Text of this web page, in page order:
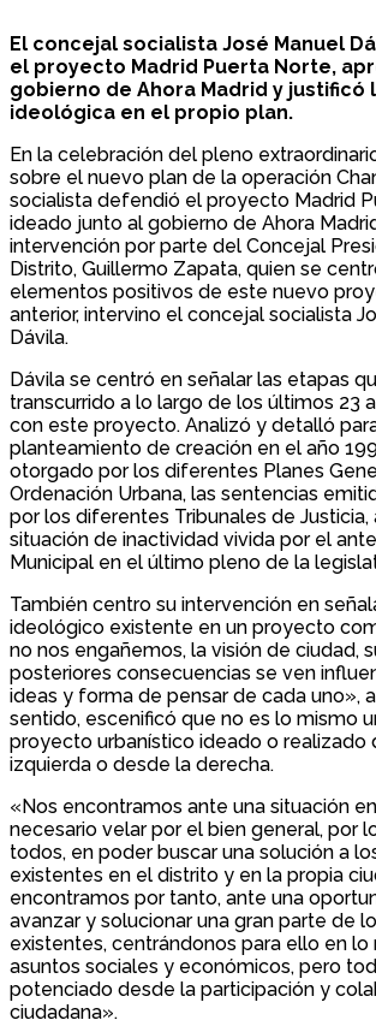
El concejal socialista José Manuel
el proyecto Madrid Puerta Norte,
gobierno de Ahora Madrid y justificó
ideológica en el propio plan.
En la celebración del pleno
sobre el nuevo plan de la operación
socialista defendió el proyecto Madrid
ideado junto al gobierno de Ahora
intervención por parte del Concejal
Distrito, Guillermo Zapata, quien se
elementos positivos de este nuevo
anterior, intervino el concejal socialista
Dávila.
Dávila se centró en señalar las etapas
transcurrido a lo largo de los últimos 23
con este proyecto. Analizó y detalló
planteamiento de creación en el año
otorgado por los diferentes Planes
Ordenación Urbana, las sentencias
por los diferentes Tribunales de Justicia,
situación de inactividad vivida por el
Municipal en el último pleno de la
También centro su intervención en
ideológico existente en un proyecto
no nos engañemos, la visión de ciudad,
posteriores consecuencias se ven
ideas y forma de pensar de cada uno»,
sentido, escenificó que no es lo mismo
proyecto urbanístico ideado o realizado
izquierda o desde la derecha.
«Nos encontramos ante una situación
necesario velar por el bien general, por
todos, en poder buscar una solución a
existentes en el distrito y en la propia
encontramos por tanto, ante una
avanzar y solucionar una gran parte de
existentes, centrándonos para ello en lo
asuntos sociales y económicos, pero
potenciado desde la participación y
ciudadana».